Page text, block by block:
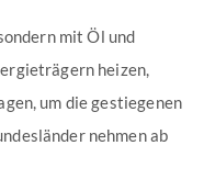
mit Öl und
heizen,
um die gestiegenen
nehmen ab